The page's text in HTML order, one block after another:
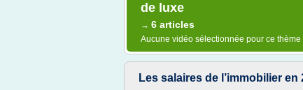
de luxe
→ 6 articles
Aucune vidéo sélectionnée pour ce thème
Les salaires de l’immobilier